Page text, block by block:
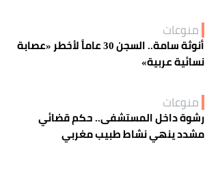
منوعات
أنوثة سامة.. السجن 30 عاماً لأخطر «عصابة
نسائية عربية»
منوعات
رشوة داخل المستشفى.. حكم قضائي
مشدد ينهي نشاط طبيب مغربي